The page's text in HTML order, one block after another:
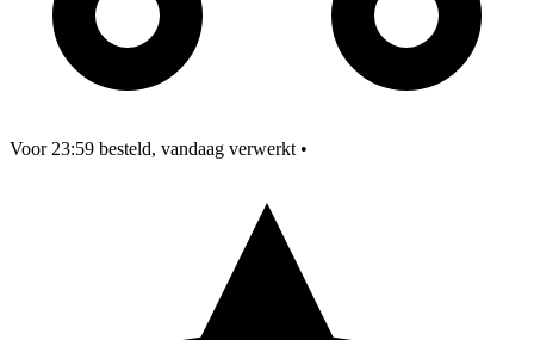
Voor 23:59 besteld, vandaag verwerkt •